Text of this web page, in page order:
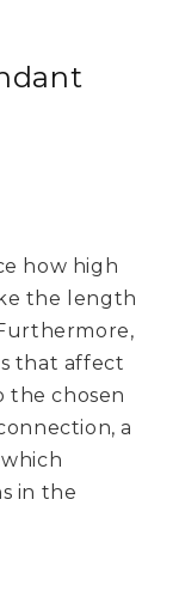
how high
the length
that affect
the chosen
a
in the